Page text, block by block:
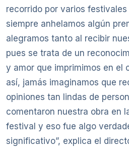
recorrido por varios
siempre anhelamos algún
alegramos tanto al recibir
pues se trata de un
y amor que imprimimos en el
así, jamás imaginamos que
opiniones tan lindas de
comentaron nuestra obra en
festival y eso fue algo
significativo”, explica el